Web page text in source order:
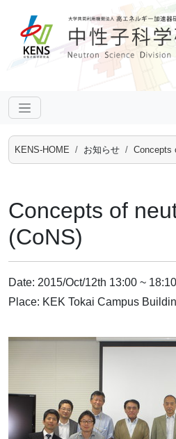
KENS-HOME お知らせ Concepts
Concepts of
(CoNS)
Date: 2015/Oct/12th 13:00 ~ 18:10
Place: KEK Tokai Campus